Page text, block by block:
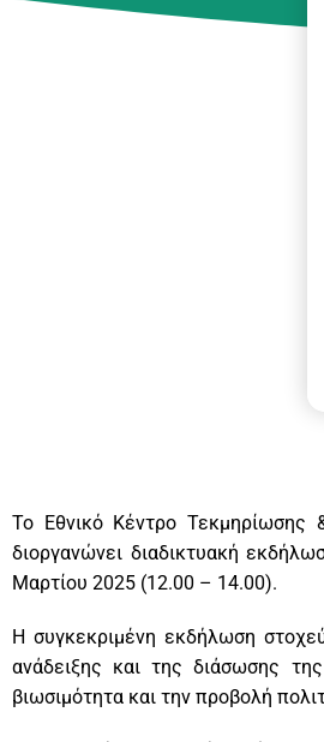
Το Εθνικό Κέντρο Τεκμηρίωσης
διοργανώνει διαδικτυακή
Μαρτίου 2025 (12.00 – 14.00).
Η συγκεκριμένη εκδήλωση
ανάδειξης και της διάσωσης
βιωσιμότητα και την προβολή